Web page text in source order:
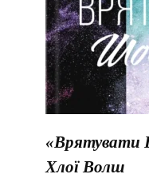
«Врятувати
Хлої Волш